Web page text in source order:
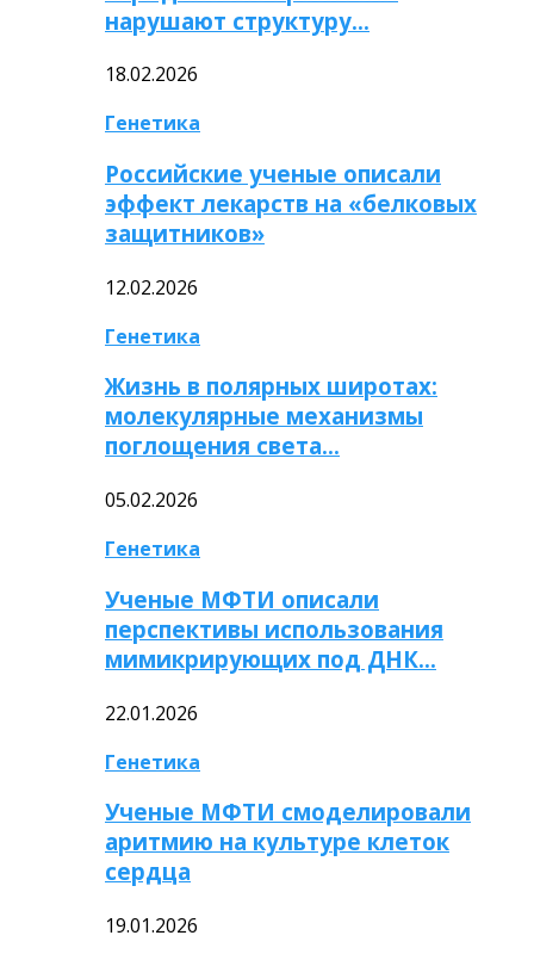
нарушают структуру…
18.02.2026
Генетика
Российские ученые описали
эффект лекарств на «белковых
защитников»
12.02.2026
Генетика
Жизнь в полярных широтах:
молекулярные механизмы
поглощения света…
05.02.2026
Генетика
Ученые МФТИ описали
перспективы использования
мимикрирующих под ДНК…
22.01.2026
Генетика
Ученые МФТИ смоделировали
аритмию на культуре клеток
сердца
19.01.2026